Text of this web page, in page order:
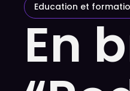
Education et
En